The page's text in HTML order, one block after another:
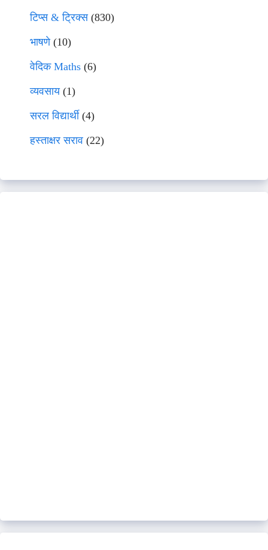
टिप्स & ट्रिक्स(830)
भाषणे(10)
वेदिक Maths (6)
व्यवसाय(1)
सरल विद्यार्थी(4)
हस्ताक्षर सराव (22)